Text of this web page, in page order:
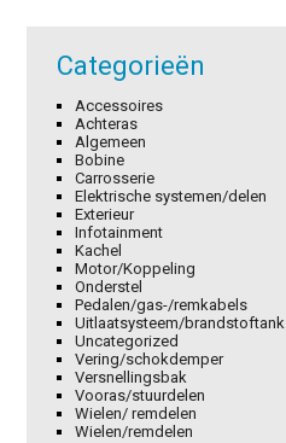
Categorieën
Accessoires
Achteras
Algemeen
Bobine
Carrosserie
Elektrische systemen/delen
Exterieur
Infotainment
Kachel
Motor/Koppeling
Onderstel
Pedalen/gas-/remkabels
Uitlaatsysteem/brandstoftank
Uncategorized
Vering/schokdemper
Versnellingsbak
Vooras/stuurdelen
Wielen/ remdelen
Wielen/remdelen